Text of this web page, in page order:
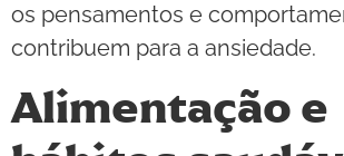
os pensamentos e
contribuem para a ansiedade.
Alimentação e